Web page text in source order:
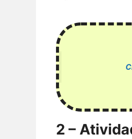
2 –